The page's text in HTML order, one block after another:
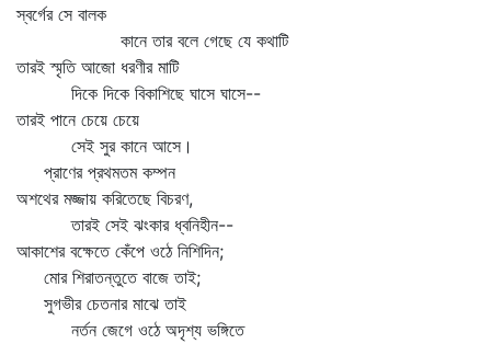
স্বর্গের সে বালক
কানে তার বলে গেছে যে কথাটি
তারই স্মৃতি আজো ধরণীর মাটি
দিকে দিকে বিকাশিছে ঘাসে ঘাসে--
তারই পানে চেয়ে চেয়ে
সেই সুর কানে আসে।
প্রাণের প্রথমতম কম্পন
অশথের মজ্জায় করিতেছে বিচরণ,
তারই সেই ঝংকার ধ্বনিহীন--
আকাশের বক্ষেতে কেঁপে ওঠে নিশিদিন;
মোর শিরাতন্তুতে বাজে তাই;
সুগভীর চেতনার মাঝে তাই
নর্তন জেগে ওঠে অদৃশ্য ভঙ্গিতে